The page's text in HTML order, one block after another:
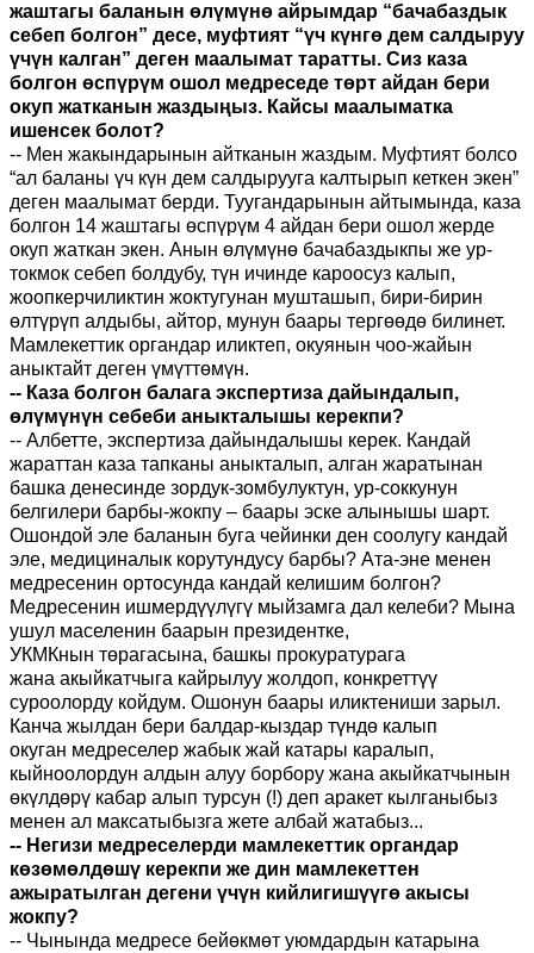
жаштагы баланын өлүмүнө айрымдар “бачабаздык
себеп болгон” десе, муфтият “үч күнгө дем салдыруу
үчүн калган” деген маалымат таратты. Сиз каза
болгон өспүрүм ошол медреседе төрт айдан бери
окуп жатканын жаздыңыз. Кайсы маалыматка
ишенсек болот?
-- Мен жакындарынын айтканын жаздым. Муфтият болсо
“ал баланы үч күн дем салдырууга калтырып кеткен экен”
деген маалымат берди. Туугандарынын айтымында, каза
болгон 14 жаштагы өспүрүм 4 айдан бери ошол жерде
окуп жаткан экен. Анын өлүмүнө бачабаздыкпы же ур-
токмок себеп болдубу, түн ичинде кароосуз калып,
жоопкерчиликтин жоктугунан мушташып, бири-бирин
өлтүрүп алдыбы, айтор, мунун баары тергөөдө билинет.
Мамлекеттик органдар иликтеп, окуянын чоо-жайын
аныктайт деген үмүттөмүн.
-- Каза болгон балага экспертиза дайындалып,
өлүмүнүн себеби аныкталышы керекпи?
-- Албетте, экспертиза дайындалышы керек. Кандай
жараттан каза тапканы аныкталып, алган жаратынан
башка денесинде зордук-зомбулуктун, ур-соккунун
белгилери барбы-жокпу – баары эске алынышы шарт.
Ошондой эле баланын буга чейинки ден соолугу кандай
эле, медициналык корутундусу барбы? Ата-эне менен
медресенин ортосунда кандай келишим болгон?
Медресенин ишмердүүлүгү мыйзамга дал келеби? Мына
ушул маселенин баарын президентке,
УКМКнын төрагасына, башкы прокуратурага
жана акыйкатчыга кайрылуу жолдоп, конкреттүү
суроолорду койдум. Ошонун баары иликтениши зарыл.
Канча жылдан бери балдар-кыздар түндө калып
окуган медреселер жабык жай катары каралып,
кыйноолордун алдын алуу борбору жана акыйкатчынын
өкүлдөрү кабар алып турсун (!) деп аракет кылганыбыз
менен ал максатыбызга жете албай жатабыз...
-- Негизи медреселерди мамлекеттик органдар
көзөмөлдөшү керекпи же дин мамлекеттен
ажыратылган дегени үчүн кийлигишүүгө акысы
жокпу?
-- Чынында медресе бейөкмөт уюмдардын катарына